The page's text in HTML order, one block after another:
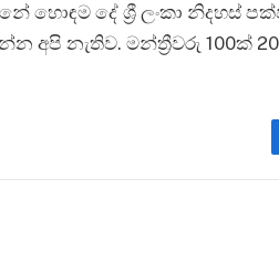
හොඳම දේ ශ්‍රී ලංකා නිදහස්
අපි නැතිව. මන්ත්‍රීවරු 100ක්